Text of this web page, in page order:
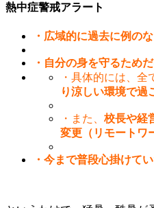
熱中症警戒アラート
・広域的に過去に例の
・自分の身を守るため
・具体的には、全
り涼しい環境で過
・また、 校長や経
変更（リモートワ
・今まで普段心掛けて